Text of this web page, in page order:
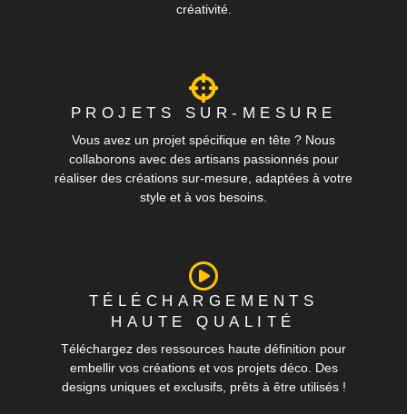
créativité.
PROJETS SUR-MESURE
Vous avez un projet spécifique en tête ? Nous
collaborons avec des artisans passionnés pour
réaliser des créations sur-mesure, adaptées à votre
style et à vos besoins.
TÉLÉCHARGEMENTS
HAUTE QUALITÉ
Téléchargez des ressources haute définition pour
embellir vos créations et vos projets déco. Des
designs uniques et exclusifs, prêts à être utilisés !